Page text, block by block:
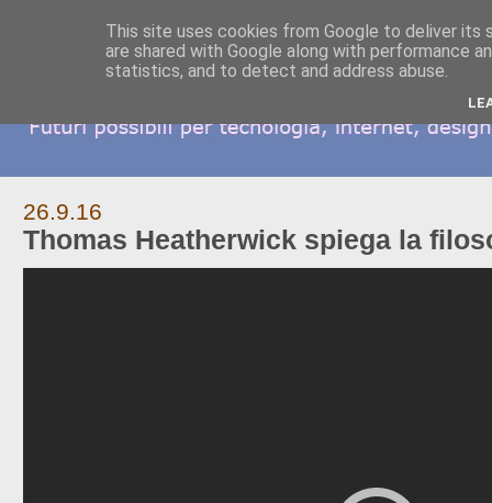
26.9.16
Thomas Heatherwick spiega la
This site uses cookies from Google to deliver its
are shared with Google along with performance
statistics, and to detect and address abuse.